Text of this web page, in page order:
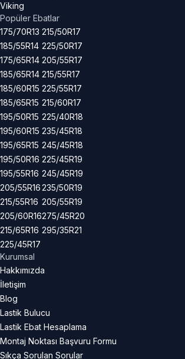
Viking
Popüler Ebatlar
175/70R13
185/55R14
175/65R14
185/65R14
185/60R15
185/65R15
195/50R15
195/60R15
195/65R15
195/50R16
195/55R16
205/55R16
215/55R16
205/60R16
215/65R16
225/45R17
215/50R17
225/50R17
205/55R17
215/55R17
225/55R17
215/60R17
225/40R18
235/45R18
245/45R18
225/45R19
245/45R19
235/50R19
205/55R19
275/45R20
295/35R21
Kurumsal
Hakkımızda
İletişim
Blog
Lastik Bulucu
Lastik Ebat Hesaplama
Montaj Noktası Başvuru Formu
Sıkça Sorulan Sorular